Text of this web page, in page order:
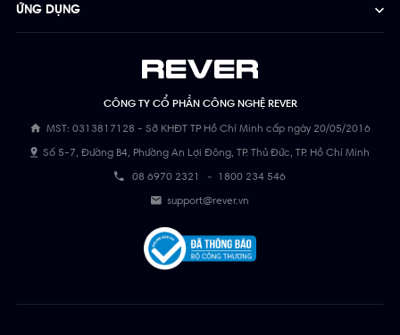
CÔNG TY CỔ PHẦN CÔNG NGHỆ REVER
MST: 0313817128 - Sở KHĐT TP Hồ Chí Minh cấp ngày 20/05/2016
Số 5-7, Đường B4, Phường An Lợi Đông, TP. Thủ Đức, TP. Hồ Chí Minh
08 6970 2321 - 1800 234 546
support@rever.vn
ỨNG DỤNG